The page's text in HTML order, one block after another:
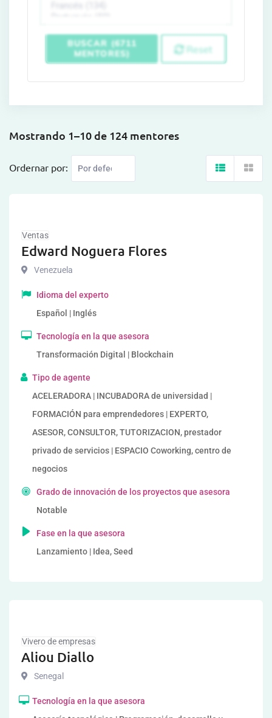
BUSCAR (6711
MENTORES)
Reset
Mostrando 1–10 de 124 mentores
Ordernar por:
Ventas
Edward Noguera Flores
Venezuela
Idioma del experto
Español | Inglés
Tecnología en la que asesora
Transformación Digital | Blockchain
Tipo de agente
ACELERADORA | INCUBADORA de universidad |
FORMACIÓN para emprendedores | EXPERTO,
ASESOR, CONSULTOR, TUTORIZACION, prestador
privado de servicios | ESPACIO Coworking, centro de
negocios
Grado de innovación de los proyectos que asesora
Notable
Fase en la que asesora
Lanzamiento | Idea, Seed
Vivero de empresas
Aliou Diallo
Senegal
Tecnología en la que asesora